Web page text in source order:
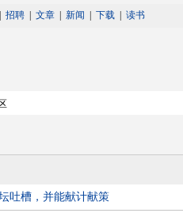
招聘 文章 新闻 下载 读书
吐槽，并能献计献策